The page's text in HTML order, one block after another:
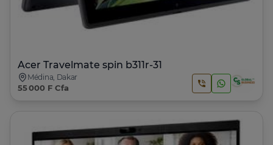
Acer Travelmate spin b311r-31
Médina, Dakar
55 000 F Cfa